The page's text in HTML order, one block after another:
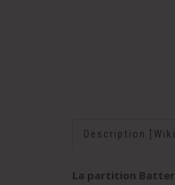
Description
La partition